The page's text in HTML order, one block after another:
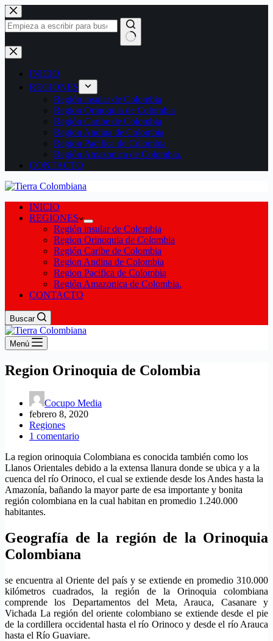
Saltar
al
contenido
Sin
resultados
INICIO
REGIONES
Región insular de Colombia
Region Orinoquia de Colombia
Región Caribe de Colombia
Region Andina de Colombia
Region Pacifica de Colombia
Región Amazonica de Colombia.
CONTACTO
INICIO
REGIONES
Región insular de Colombia
Region Orinoquia de Colombia
Región Caribe de Colombia
Region Andina de Colombia
Region Pacifica de Colombia
Región Amazonica de Colombia.
CONTACTO
Buscar
Menú
Region Orinoquia de Colombia
Cocupo Media
febrero 8, 2020
Regiones
1 comentario
La region orinoquia Colombiana es conocida también como los
Llanos Orientales debido a la extensa llanura donde se ubica y a la
cuenca del río Orinoco, el cual se extiende desde los Andes hasta la
Amazonía, bañando la mayor parte de esa importante y bonita
región colombiana en la cual habitan en promedio 1.240.000
habitantes.
Geografía de la región de la Orinoquia
Colombiana
se encuentra al Oriente del país y se extiende en promedio 310.000
kilómetros cuadrados, la región de la Orinoquia colombiana
comprende los Departamentos del Meta, Arauca, Casanare y
Vichada La región del oriente colombiano se extiende desde el pie
de la cordillera occidental hasta el río Orinoco y desde el río Arauca
hasta el Río Guaviare.